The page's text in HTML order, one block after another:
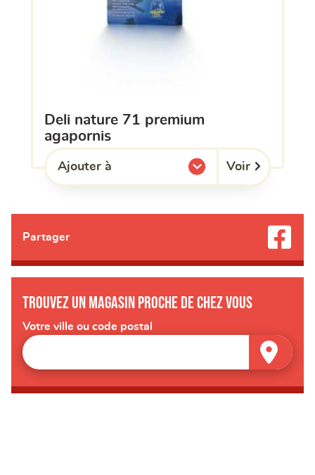
deli nature 71 premium
agapornis
Ajouter à
l'une de mes listes. Voir
Partager
Trouvez un magasin proche de chez vous
Votre ville ou code postal